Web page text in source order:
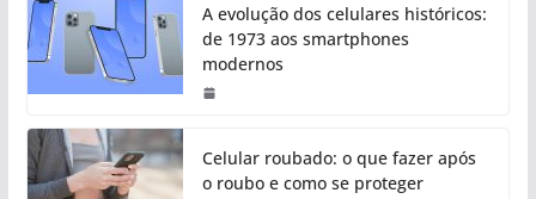
A evolução dos celulares históricos:
de 1973 aos smartphones
modernos
Celular roubado: o que fazer após
o roubo e como se proteger